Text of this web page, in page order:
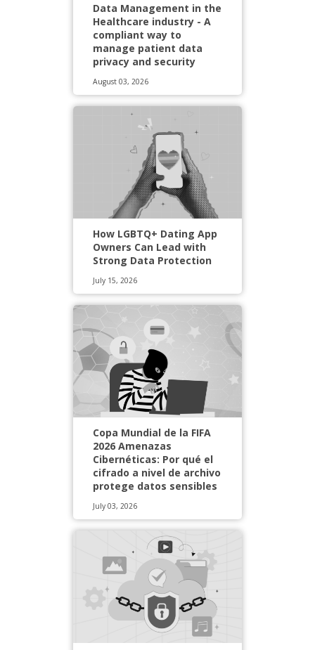
Data Management in the
Healthcare industry - A
compliant way to
manage patient data
privacy and security
August 03, 2026
How LGBTQ+ Dating App
Owners Can Lead with
Strong Data Protection
July 15, 2026
Copa Mundial de la FIFA
2026 Amenazas
Cibernéticas: Por qué el
cifrado a nivel de archivo
protege datos sensibles
July 03, 2026